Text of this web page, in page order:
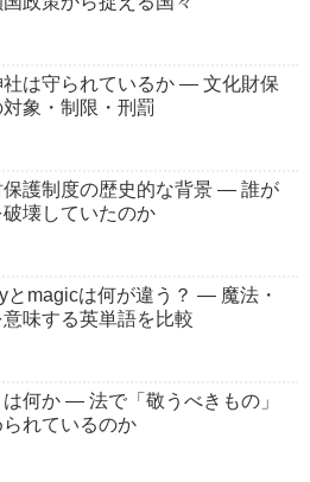
社は守られているか ― 文化財保
象・制限・刑罰
保護制度の歴史的な背景 ― 誰が
壊していたのか
とmagicは何が違う？ ― 魔法・
味する英単語を比較
何か ― 法で「敬うべきもの」
られているのか